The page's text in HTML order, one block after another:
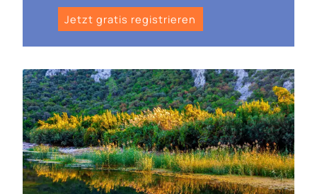
Jetzt gratis registrieren